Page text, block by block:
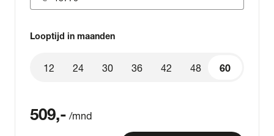
Looptijd in maanden
60
12 24 30 36 42 48 60
509,- /mnd